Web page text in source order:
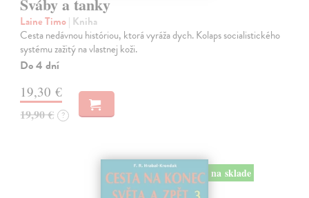
Šváby a tanky
Laine Timo| Kniha
Cesta nedávnou históriou, ktorá vyráža dych. Kolaps socialistického
systému zažitý na vlastnej koži.
Do 4 dní
19,30 €
19,90 € ?
na sklade